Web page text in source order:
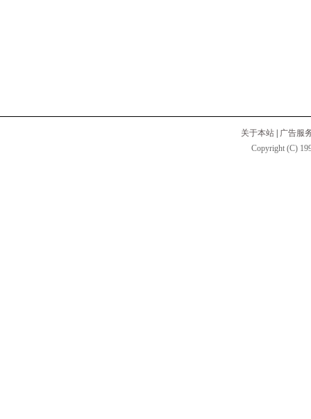
关于本站
广告服
Copyright (C)